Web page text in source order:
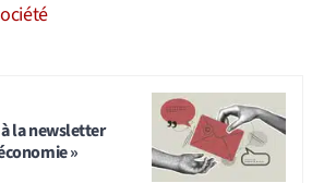
la newsletter
»